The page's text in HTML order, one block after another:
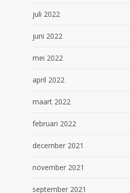
juli 2022
juni 2022
mei 2022
april 2022
maart 2022
februari 2022
december 2021
november 2021
september 2021